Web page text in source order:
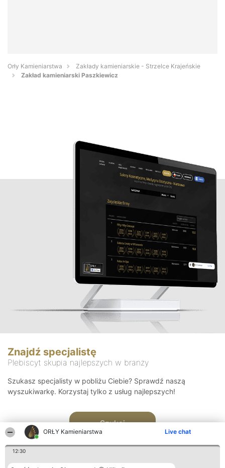
ORŁY Kamieniarstwa Live chat
12:30
Orły Kamieniarstwa
Zakłady kamieniarskie - Strzelce Krajeńskie
Zakład kamieniarski Paszkiewicz
Znajdź specjalistę
Plebiscyt skupia najlepszych w branży
Szukasz specjalisty w pobliżu Ciebie? Sprawdź naszą
wyszukiwarkę. Korzystaj tylko z usług najlepszych!
Szukaj